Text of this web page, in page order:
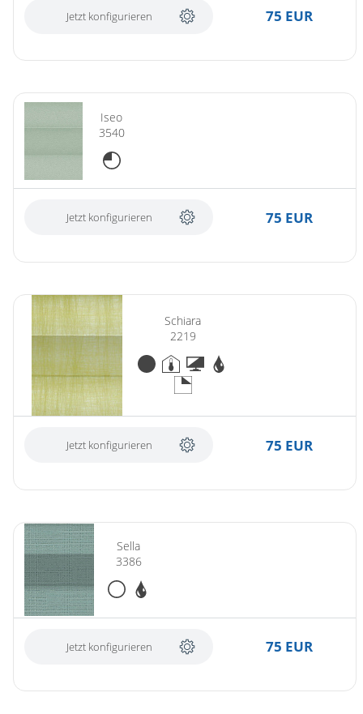
Jetzt konfigurieren 75 EUR
Iseo
3540
Jetzt konfigurieren 75 EUR
Schiara
2219
Jetzt konfigurieren 75 EUR
Sella
3386
Jetzt konfigurieren 75 EUR